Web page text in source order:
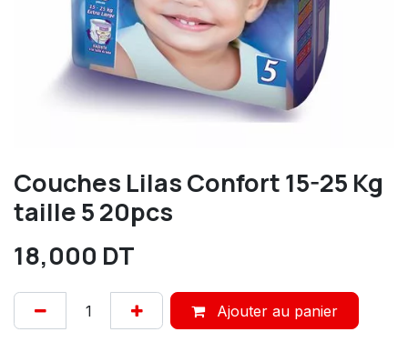
Couches Lilas Confort 15-25 Kg
taille 5 20pcs
18,000 DT
Ajouter au panier